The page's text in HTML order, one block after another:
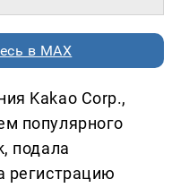
в MAX
Kakao Corp.,
популярного
подала
регистрацию